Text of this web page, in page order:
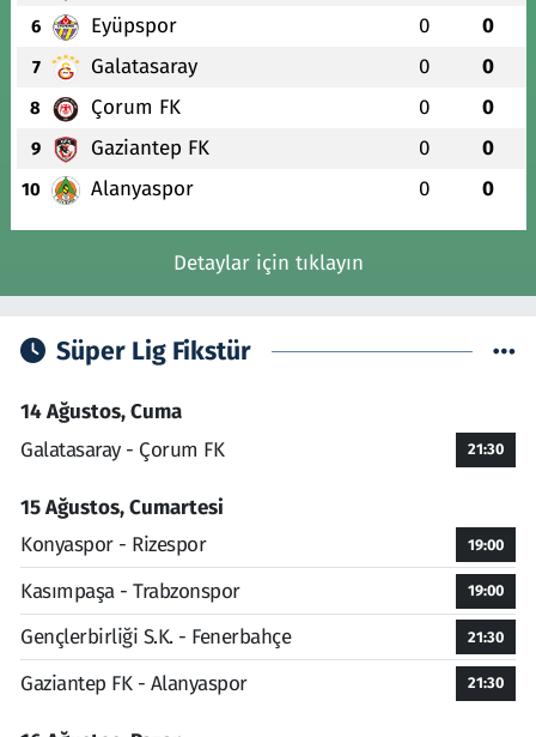
6 Eyüpspor 0 0
7 Galatasaray 0 0
8 Çorum FK 0 0
9 Gaziantep FK 0 0
10 Alanyaspor 0 0
Detaylar için tıklayın
Süper Lig Fikstür
14 Ağustos, Cuma
Galatasaray - Çorum FK
21:30
15 Ağustos, Cumartesi
Konyaspor - Rizespor
19:00
Kasımpaşa - Trabzonspor 19:00
Gençlerbirliği S.K. - Fenerbahçe 21:30
Gaziantep FK - Alanyaspor 21:30